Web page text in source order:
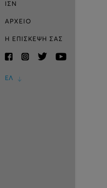
ΙΣΝ
ΑΡΧΕΙΟ
Η ΕΠΙΣΚΕΨΗ ΣΑΣ
ΕΛ